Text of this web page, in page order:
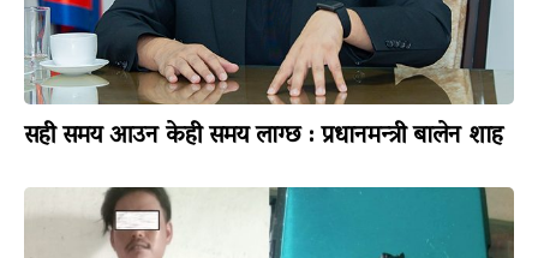
सही समय आउन केही समय लाग्छ : प्रधानमन्त्री बालेन शाह